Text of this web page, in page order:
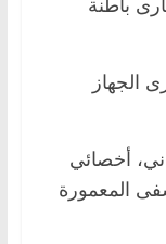
باطنة
الجهاز
أخصائي
المعمورة